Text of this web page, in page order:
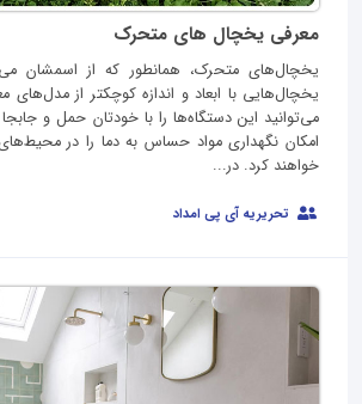
معرفی یخچال های متحرک
یخچال‌های متحرک، همانطور که از اسمشان
یخچال‌هایی با ابعاد و اندازه کوچکتر از
می‌توانید این دستگاه‌ها را با خودتان حمل و
امکان نگهداری مواد حساس به دما را در
خواهند کرد. در...
تحریریه آی پی امداد